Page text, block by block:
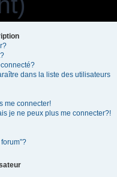
dans la liste des utilisateurs
me connecter!
je ne peux plus me connecter?!